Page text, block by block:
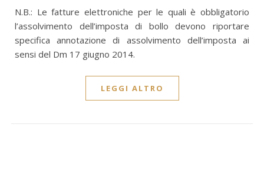
N.B.: Le fatture elettroniche per le quali è obbligatorio
l’assolvimento dell’imposta di bollo devono riportare
specifica annotazione di assolvimento dell’imposta ai
sensi del Dm 17 giugno 2014.
LEGGI ALTRO